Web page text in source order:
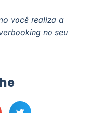
você realiza a
no seu